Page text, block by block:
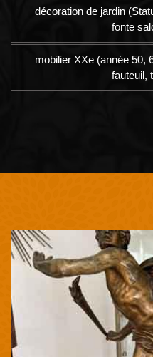
décoration de jardin
fonte
mobilier XXe (année 50,
fauteuil,